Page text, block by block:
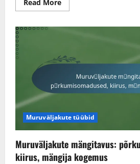
Read More
more
eluiga
Muruväljakute tüübid
Muruväljakute mängitavus:
kiirus, mängija kogemus